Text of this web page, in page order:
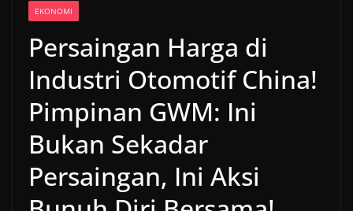
EKONOMI
Persaingan Harga di
Industri Otomotif China!
Pimpinan GWM: Ini
Bukan Sekadar
Persaingan, Ini Aksi